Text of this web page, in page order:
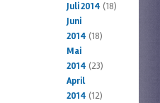
Juli 2014 (18)
Juni
2014 (18)
Mai
2014 (23)
April
2014 (12)